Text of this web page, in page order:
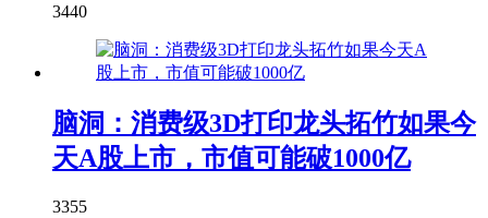
3440
脑洞：消费级3D打印龙头拓竹如果今
天A股上市，市值可能破1000亿
3355